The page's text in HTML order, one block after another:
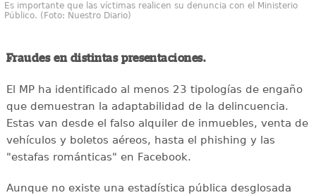
Es importante que las víctimas realicen su denuncia con el Ministerio
Público. (Foto: Nuestro Diario)
Fraudes en distintas presentaciones.
El MP ha identificado al menos 23 tipologías de engaño
que demuestran la adaptabilidad de la delincuencia.
Estas van desde el falso alquiler de inmuebles, venta de
vehículos y boletos aéreos, hasta el phishing y las
"estafas románticas" en Facebook.
Aunque no existe una estadística pública desglosada